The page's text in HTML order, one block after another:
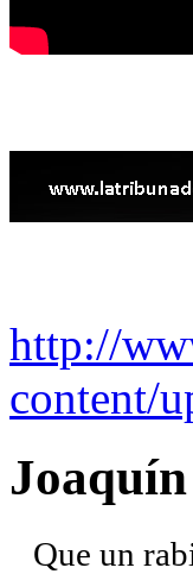
http://
content/
Que un